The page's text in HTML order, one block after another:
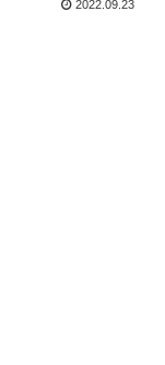
2022.09.23